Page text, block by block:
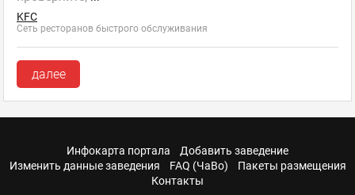
KFC
Сеть ресторанов быстрого обслуживания
далее
Инфокарта портала
Добавить заведение
Изменить данные заведения
FAQ (ЧаВо)
Пакеты размещения
Контакты